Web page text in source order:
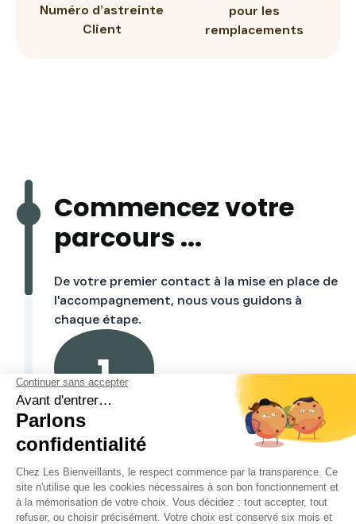
Numéro d’astreinte
Client
pour les
remplacements
Commencez votre
parcours ...
De votre premier contact à la mise en place de
l'accompagnement, nous vous guidons à
chaque étape.
Prise de contact
Formulaire d'Évaluation Gratuite ou
demande de rappel,
nous échangeons par téléphone pour